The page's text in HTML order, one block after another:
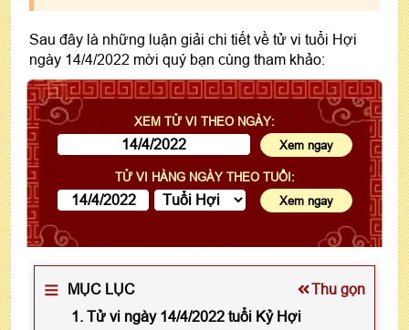
Sau đây là những luận giải chi tiết về tử vi tuổi Hợi
ngày 14/4/2022 mời quý bạn cùng tham khảo:
XEM TỬ VI THEO NGÀY:
TỬ VI HÀNG NGÀY THEO TUỔI:
MỤC LỤC
Thu gọn
1. Tử vi ngày 14/4/2022 tuổi Kỷ Hợi